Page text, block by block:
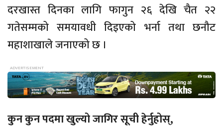
दरखास्त दिनका लागि फागुन २६ देखि चैत २२
गतेसम्मको समयावधी दिइएको भर्ना तथा छनौट
महाशाखाले जनाएको छ ।
कुन कुन पदमा खुल्यो जागिर सूची हेर्नुहोस्,